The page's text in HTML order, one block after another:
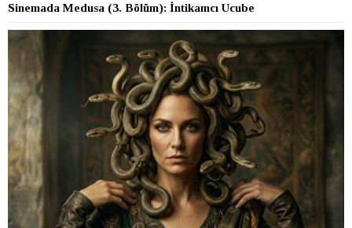
Sinemada Medusa (3. Bölüm): İntikamcı Ucube